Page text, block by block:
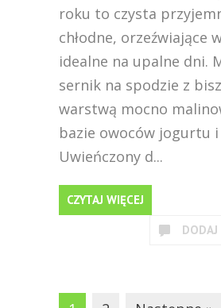
roku to czysta
chłodne, orzeźwiające
idealne na upalne dni.
sernik na spodzie z
warstwą mocno
bazie owoców jogurtu
Uwieńczony d...
CZYTAJ WIĘCEJ